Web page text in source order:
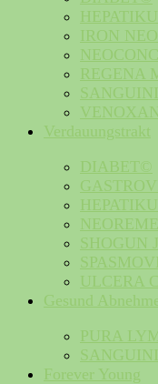
IRON
REGENA
Verdauungstrakt
DIABET©
SHOGUN
ULCERA
Gesund
PURA
Forever Young